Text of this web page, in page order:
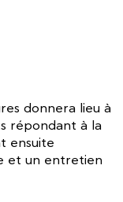
donnera lieu à
répondant à la
ensuite
et un entretien